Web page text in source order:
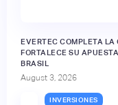
EVERTEC COMPLETA
FORTALECE SU
BRASIL
August 3, 2026
INVERSIONES